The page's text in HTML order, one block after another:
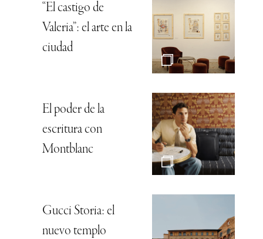
“El castigo de
Valeria”: el arte en la
ciudad
El poder de la
escritura con
Montblanc
Gucci Storia: el
nuevo templo